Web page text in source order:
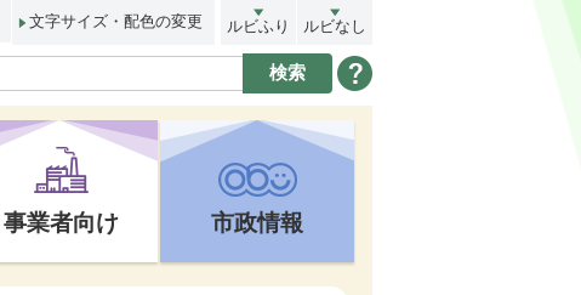
文字サイズ・配色の変更 ルビふり ルビなし
事業者向け 市政情報